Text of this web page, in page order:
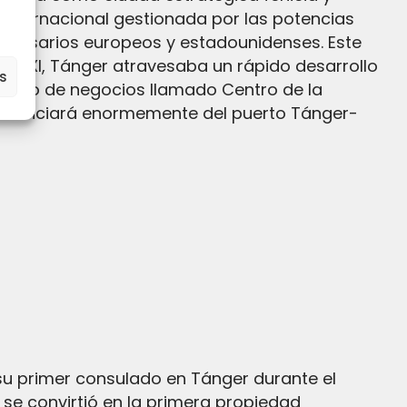
gestionada por las potencias
europeos y estadounidenses. Este
XXI, Tánger atravesaba un rápido desarrollo
de negocios llamado Centro de la
enormemente del puerto Tánger-
convirtió en la primera propiedad